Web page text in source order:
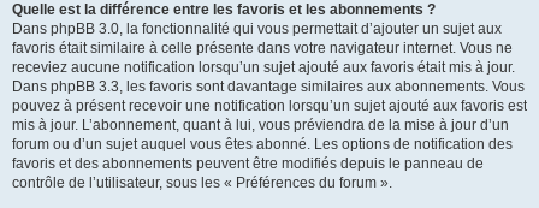
Quelle est la différence entre les favoris et les abonnements ?
Dans phpBB 3.0, la fonctionnalité qui vous permettait d’ajouter un sujet aux
favoris était similaire à celle présente dans votre navigateur internet. Vous ne
receviez aucune notification lorsqu’un sujet ajouté aux favoris était mis à jour.
Dans phpBB 3.3, les favoris sont davantage similaires aux abonnements. Vous
pouvez à présent recevoir une notification lorsqu’un sujet ajouté aux favoris est
mis à jour. L’abonnement, quant à lui, vous préviendra de la mise à jour d’un
forum ou d’un sujet auquel vous êtes abonné. Les options de notification des
favoris et des abonnements peuvent être modifiés depuis le panneau de
contrôle de l’utilisateur, sous les « Préférences du forum ».